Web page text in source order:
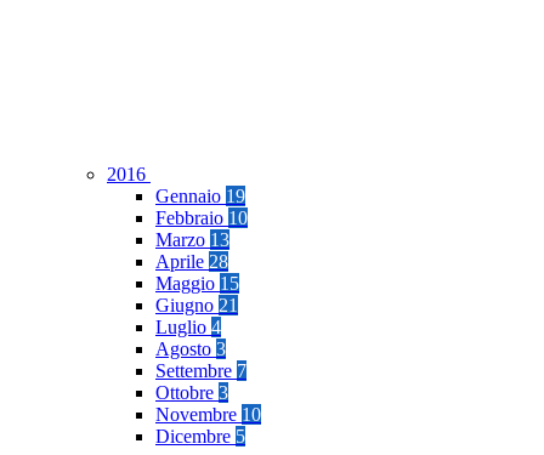
2016
Gennaio 19
Febbraio 10
Marzo 13
Aprile 28
Maggio 15
Giugno 21
Luglio 4
Agosto 3
Settembre 7
Ottobre 3
Novembre 10
Dicembre 5